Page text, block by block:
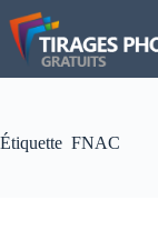
Passer
au
contenu
Étiquette FNAC